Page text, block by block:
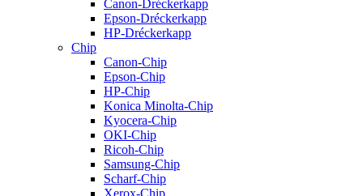
Canon-Dréckerkapp
Epson-Dréckerkapp
HP-Dréckerkapp
Chip
Canon-Chip
Epson-Chip
HP-Chip
Konica Minolta-Chip
Kyocera-Chip
OKI-Chip
Ricoh-Chip
Samsung-Chip
Scharf-Chip
Xerox-Chip